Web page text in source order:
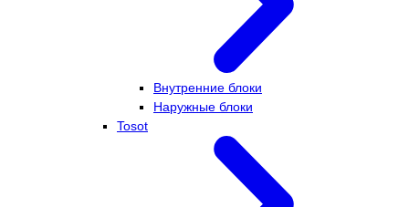
Внутренние блоки
Наружные блоки
Tosot